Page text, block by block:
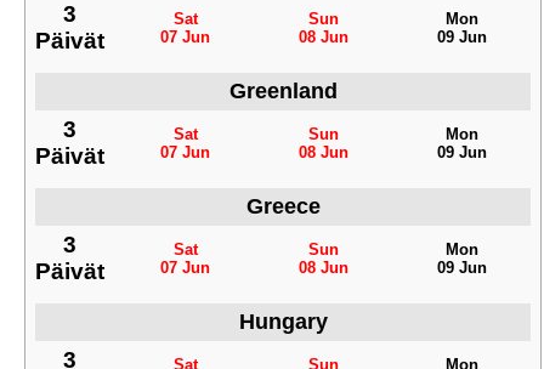
3
Päivät
Sat
07 Jun
Sun
08 Jun
Mon
09 Jun
Greenland
3
Päivät
Sat
07 Jun
Sun
08 Jun
Mon
09 Jun
Greece
3
Päivät
Sat
07 Jun
Sun
08 Jun
Mon
09 Jun
Hungary
3
Sat
Sun
Mon